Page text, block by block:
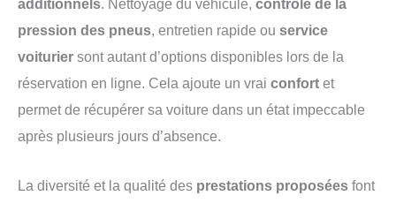
additionnels. Nettoyage du véhicule, contrôle de la
pression des pneus, entretien rapide ou service
voiturier sont autant d’options disponibles lors de la
réservation en ligne. Cela ajoute un vrai confort et
permet de récupérer sa voiture dans un état impeccable
après plusieurs jours d’absence.
La diversité et la qualité des prestations proposées font